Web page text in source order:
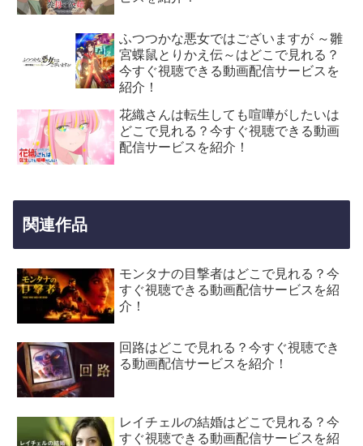
ふつつかな悪女ではございますが ～雛
宮蝶鼠とりかえ伝～はどこで見れる？
今すぐ視聴できる動画配信サービスを
紹介！
花織さんは転生しても喧嘩がしたいは
どこで見れる？今すぐ視聴できる動画
配信サービスを紹介！
関連作品
モンタナの目撃者はどこで見れる？今
すぐ視聴できる動画配信サービスを紹
介！
回路はどこで見れる？今すぐ視聴でき
る動画配信サービスを紹介！
レイチェルの結婚はどこで見れる？今
すぐ視聴できる動画配信サービスを紹